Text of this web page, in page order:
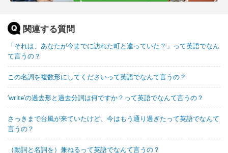
関連する質問
「それは、あなたが今までに訪れた町と違っていた？」って英語でなん
て言うの？
この名詞を複数形にしてくださいって英語でなんて言うの？
‘write’の過去形と過去分詞は何ですか？って英語でなんて言うの？
さっきまで台風が来ていたけど、今はもう通り過ぎたって英語でなんて
言うの？
（動詞と名詞を）兼ねるって英語でなんて言うの？